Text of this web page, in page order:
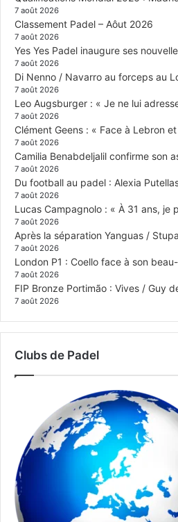
7 août 2026
Classement Padel – Aôut 2026
7 août 2026
Yes Yes Padel inaugure ses
7 août 2026
Di Nenno / Navarro au forceps au
7 août 2026
Leo Augsburger : « Je ne lui
7 août 2026
Clément Geens : « Face à Lebron
7 août 2026
Camilia Benabdeljalil confirme son
7 août 2026
Du football au padel : Alexia
7 août 2026
Lucas Campagnolo : « À 31 ans, je
7 août 2026
Après la séparation Yanguas /
7 août 2026
London P1 : Coello face à son
7 août 2026
FIP Bronze Portimão : Vives / Guy
7 août 2026
Clubs de Padel